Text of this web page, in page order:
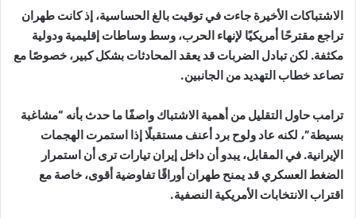
الاشتباكات الأخيرة جاءت في توقيت بالغ الحساسية، إذ كانت طهران
تراجع مقترحًا أمريكيًا لإنهاء الحرب، وسط وساطات إقليمية ودولية
مكثفة. لكن تبادل الضربات قد يعقد المحادثات بشكل كبير، خصوصًا مع
تصاعد خطاب التهديد من الجانبين.
ترامب حاول التقليل من أهمية الاشتباك واصفًا ما حدث بأنه “مشاغبة
بسيطة”، لكنه عاد ولوح برد أعنف مستقبلًا إذا استمرت الهجمات
الإيرانية. في المقابل، يبدو أن داخل إيران تيارات ترى أن استمرار
الضغط العسكري قد يمنح طهران أوراقًا تفاوضية أقوى، خاصة مع
اقتراب الانتخابات الأمريكية النصفية.